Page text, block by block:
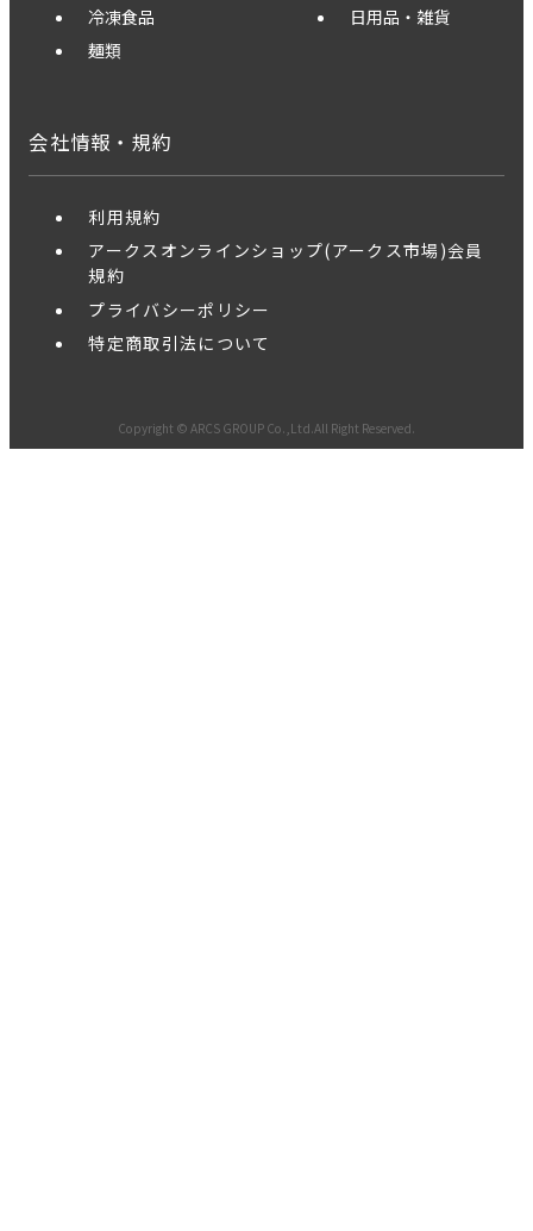
冷凍食品
麺類
日用品・雑貨
会社情報・規約
利用規約
アークスオンラインショップ(アークス市場)会員
規約
プライバシーポリシー
特定商取引法について
Copyright © ARCS GROUP Co.,Ltd.All Right Reserved.